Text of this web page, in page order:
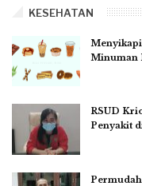
KESEHATAN
Minuman
RSUD
Penyakit